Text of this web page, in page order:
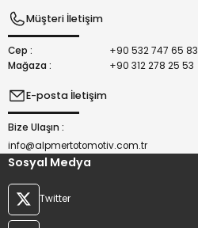
Müşteri İletişim
Cep :
+90 532 747 65 83
Mağaza :
+90 312 278 25 53
E-posta İletişim
Bize Ulaşın :
info@alpmertotomotiv.com.tr
Sosyal Medya
Twitter